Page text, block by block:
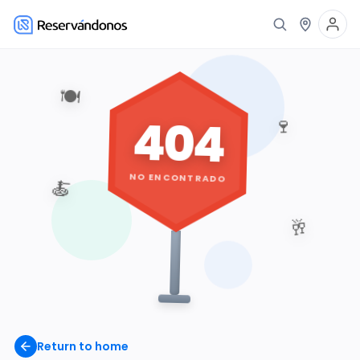
Return to home
🍽️
🍷
🥂
🍝
404
NO ENCONTRADO